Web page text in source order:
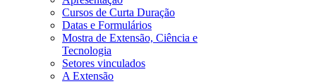
Cursos de Curta Duração
Datas e Formulários
Mostra de Extensão, Ciência e
Tecnologia
Setores vinculados
A Extensão